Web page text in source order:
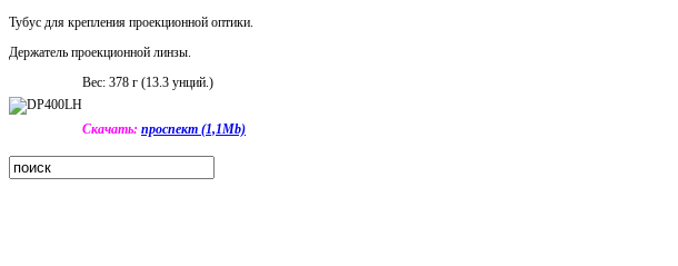
Тубус для крепления проекционной оптики.
Держатель проекционной линзы.
Вес: 378 г (13.3 унций.)
Скачать: проспект (1,1Mb)